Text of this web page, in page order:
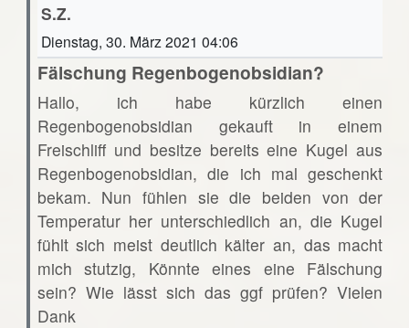
S.Z.
Dienstag, 30. März 2021 04:06
Fälschung Regenbogenobsidian?
Hallo, ich habe kürzlich einen
Regenbogenobsidian gekauft in einem
Freischliff und besitze bereits eine Kugel aus
Regenbogenobsidian, die ich mal geschenkt
bekam. Nun fühlen sie die beiden von der
Temperatur her unterschiedlich an, die Kugel
fühlt sich meist deutlich kälter an, das macht
mich stutzig, Könnte eines eine Fälschung
sein? Wie lässt sich das ggf prüfen? Vielen
Dank